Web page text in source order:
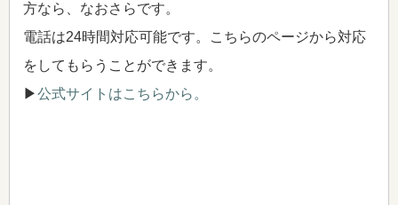
方なら、なおさらです。
電話は24時間対応可能です。こちらのページから対応
をしてもらうことができます。
▶公式サイトはこちらから。